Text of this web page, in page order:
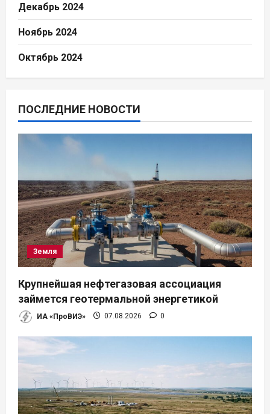
Декабрь 2024
Ноябрь 2024
Октябрь 2024
ПОСЛЕДНИЕ НОВОСТИ
Земля
Крупнейшая нефтегазовая ассоциация
займется геотермальной энергетикой
ИА «ПроВИЭ» 07.08.2026 0